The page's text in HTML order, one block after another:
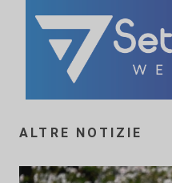
ALTRE NOTIZIE